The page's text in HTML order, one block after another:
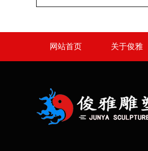
网站首页 关于俊雅